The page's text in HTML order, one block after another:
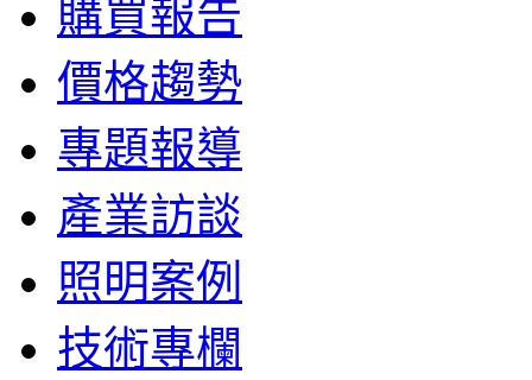
購買報告
價格趨勢
專題報導
產業訪談
照明案例
技術專欄